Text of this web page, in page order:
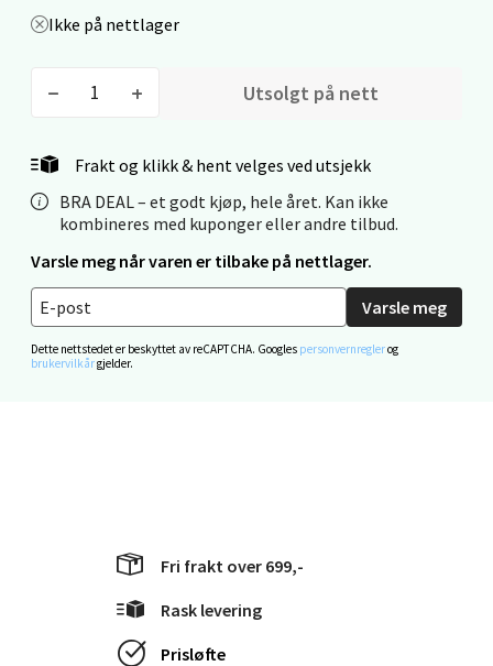
Ikke på nettlager
Utsolgt på nett
Frakt og klikk & hent velges ved utsjekk
BRA DEAL – et godt kjøp, hele året. Kan ikke
kombineres med kuponger eller andre tilbud.
Varsle meg når varen er tilbake på nettlager.
Varsle meg
Dette nettstedet er beskyttet av reCAPTCHA. Googles personvernreglerog
brukervilkårgjelder.
Fri frakt over 699,-
Rask levering
Prisløfte
Senter Madla
Madlakrossen nr 9, 4042 Stavanger
Velg
0 i butikk